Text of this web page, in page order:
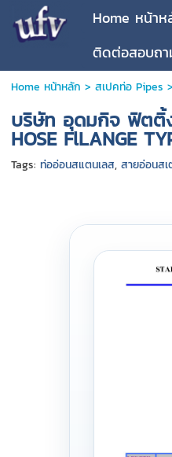
Home หน้าห
ติดต่อสอบถา
Home หน้าหลัก > สเปคท่อ Pipes >
บริษัท อุดมกิจ ฟิตติ้ง
HOSE FlLANGE
Tags: ท่ออ่อนสแตนเลส, สายอ่อนสเ